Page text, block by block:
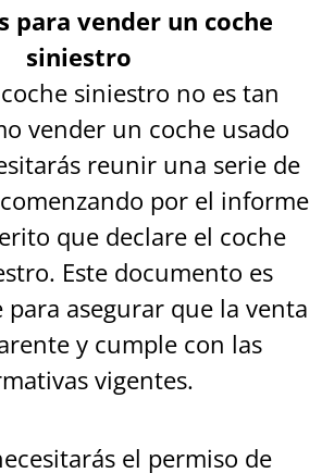
para vender un coche
siniestro
siniestro no es tan
vender un coche usado
reunir una serie de
por el informe
que declare el coche
Este documento es
para asegurar que la venta
y cumple con las
vigentes.
el permiso de